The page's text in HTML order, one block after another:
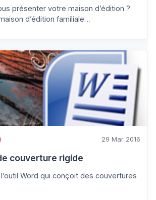
présenter votre maison d’édition ?
d’édition familiale…
29 Mar 2016
couverture rigide
Word qui conçoit des couvertures